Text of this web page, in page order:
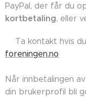
PayPal, der får du
kortbetaling, eller
👉🏼Ta kontakt hvis
foreningen.no
Når innbetalingen
din brukerprofil bli